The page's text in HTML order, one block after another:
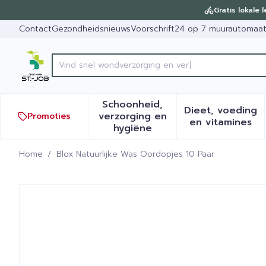
Gratis lokale
ContactGezondheidsnieuwsVoorschrift24 op 7 muurautomaat
Product, merk, categorie...
Promoties
Schoonheid,
verzorging en
hygiëneToon submenu voor
Dieet, voeding
en vitamines
Toon
Home / Blox Natuurlijke Was Oordopjes 10 Paar
Blox Natuurlijke Was